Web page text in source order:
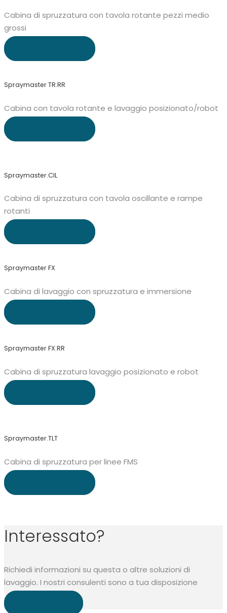
Cabina di spruzzatura con tavola rotante pezzi medio
grossi
Spraymaster TR.RR
Cabina con tavola rotante e lavaggio posizionato/robot
Spraymaster.CIL
Cabina di spruzzatura con tavola oscillante e rampe
rotanti
Spraymaster FX
Cabina di lavaggio con spruzzatura e immersione
Spraymaster FX.RR
Cabina di spruzzatura lavaggio posizionato e robot
Spraymaster.TLT
Cabina di spruzzatura per linee FMS
Interessato?
Richiedi informazioni su questa o altre soluzioni di
lavaggio. I nostri consulenti sono a tua disposizione